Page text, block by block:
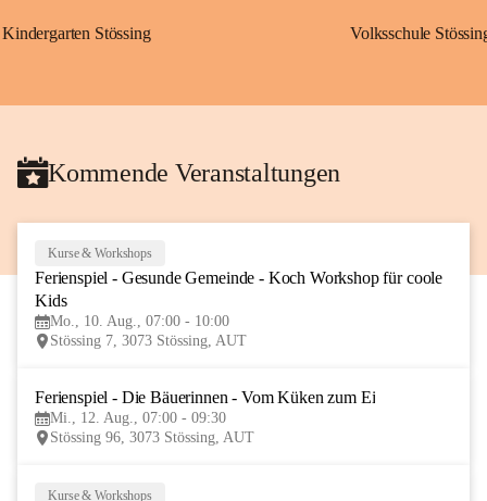
Kindergarten Stössing Volksschule
Kommende Veranstaltungen
AUG
Kurse & Workshops
Ferienspiel - Gesunde Gemeinde - Koch Workshop für coole
Kids
Mo., 10. Aug., 07:00 - 10:00
Stössing 7, 3073 Stössing, AUT
Ferienspiel - Die Bäuerinnen - Vom Küken zum Ei
Mi., 12. Aug., 07:00 - 09:30
Stössing 96, 3073 Stössing, AUT
Kurse & Workshops